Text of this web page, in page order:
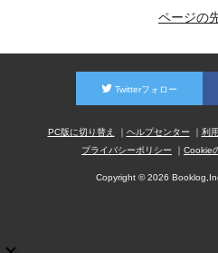
ページの
Twitterフォロー
PC版に切り替え ヘルプセンター 利
プライバシーポリシー
Cookie
Copyright © 2026